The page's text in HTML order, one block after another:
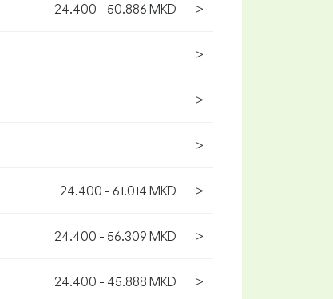
24.400 - 50.886 MKD >
>
>
>
24.400 - 61.014 MKD >
24.400 - 56.309 MKD >
24.400 - 45.888 MKD >